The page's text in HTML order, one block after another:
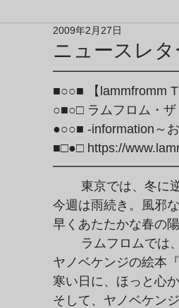
アーティスト＆クリエイター紹介
ニュースレ
2009年2月27日
■○○■ 【lammfromm
○■○□ ラムフロム・
●○○■ -information～
■□●□ https://
今週は雨続き。風邪
早くあたたかな春の
ヤノベケンジの絵本
寒い日に、ほっと心
そして、ヤノベケン